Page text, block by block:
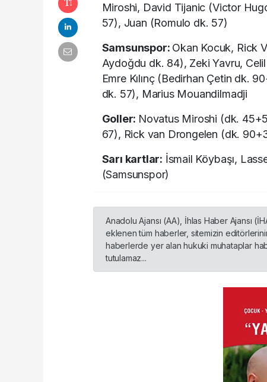
Miroshi, David Tijanic (Victor
57), Juan (Romulo dk. 57)
Samsunspor: Okan Kocuk, Rick
Aydoğdu dk. 84), Zeki Yavru,
Emre Kılınç (Bedirhan Çetin dk.
dk. 57), Marius Mouandilmadji
Goller: Novatus Miroshi (dk.
67), Rick van Drongelen (dk.
Sarı kartlar: İsmail Köybaşı,
(Samsunspor)
Anadolu Ajansı (AA), İhlas Haber Ajansı
eklenen tüm haberler, sitemizin
haberlerde yer alan hukuki muhataplar
tutulamaz...